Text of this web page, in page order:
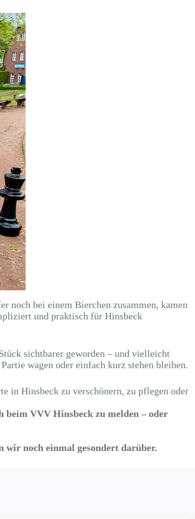
noch bei einem Bierchen zusammen, kamen
und praktisch für Hinsbeck
sichtbarer geworden – und vielleicht
wagen oder einfach kurz stehen bleiben.
in Hinsbeck zu verschönern, zu pflegen oder
beim VVV Hinsbeck zu melden – oder
noch einmal gesondert darüber.